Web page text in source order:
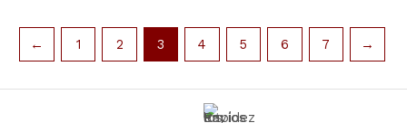
← 1 2 3 4 5 6 7 →